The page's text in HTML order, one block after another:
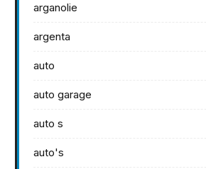
arganolie
argenta
auto
auto garage
auto s
auto's